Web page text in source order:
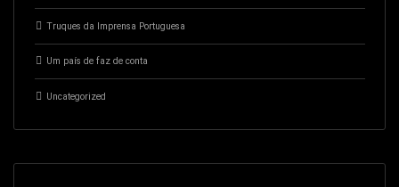
Truques da Imprensa Portuguesa
Um país de faz de conta
Uncategorized